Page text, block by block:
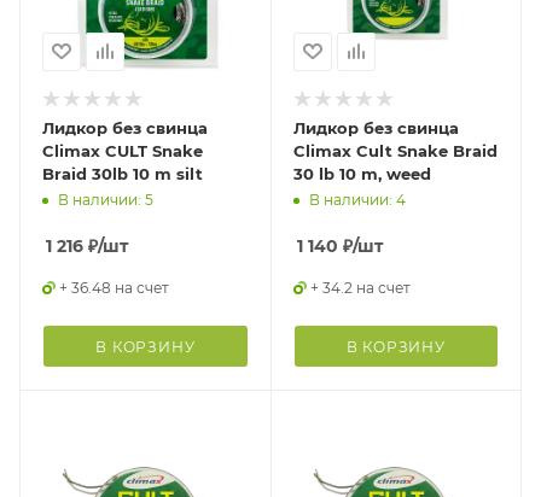
Лидкор без свинца
Climax CULT Snake
Braid 30lb 10 m silt
В наличии: 5
1 216 ₽/шт
+ 36.48 на счет
В КОРЗИНУ
Лидкор без свинца
Climax Cult Snake Braid
30 lb 10 m, weed
В наличии: 4
1 140 ₽/шт
+ 34.2 на счет
В КОРЗИНУ